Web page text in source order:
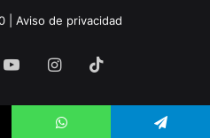
| Aviso de privacidad
YouTubeInstagram